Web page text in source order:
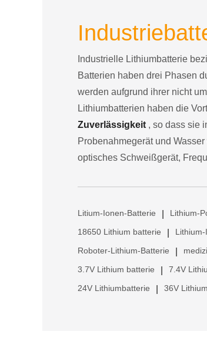
Industrielle Lithiumbatterie
Batterien haben drei Phasen
werden aufgrund ihrer nicht
Lithiumbatterien haben die
Zuverlässigkeit , so dass sie
Probenahmegerät und
optisches Schweißgerät,
Litium-Ionen-Batterie Lithium-
18650 Lithium batterie
Roboter-Lithium-Batterie
3.7V Lithium batterie
7.4V
24V Lithiumbatterie
36V